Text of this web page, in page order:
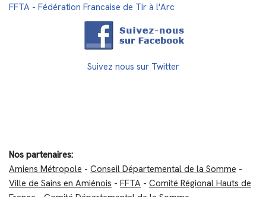
FFTA - Fédération Francaise de Tir à l'Arc
Suivez nous sur Twitter
Nos partenaires:
Amiens Métropole - Conseil Départemental de la Somme -
Ville de Sains en Amiénois - FFTA - Comité Régional Hauts de